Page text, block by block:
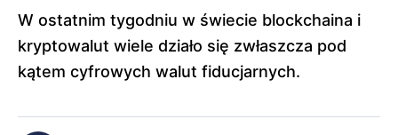
W ostatnim tygodniu w świecie blockchaina i
kryptowalut wiele działo się zwłaszcza pod
kątem cyfrowych walut fiducjarnych.